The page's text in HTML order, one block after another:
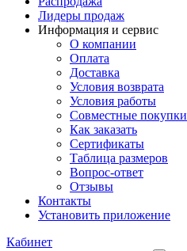
Лидеры продаж
Информация и сервис
О компании
Оплата
Доставка
Условия возврата
Условия работы
Совместные покупки
Как заказать
Сертификаты
Таблица размеров
Вопрос-ответ
Отзывы
Контакты
Установить приложение
Кабинет